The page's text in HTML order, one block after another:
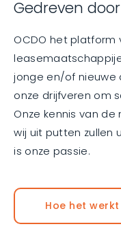
Gedreven
OCDO het platform
jonge en/of nieuwe
onze drijfveren om
Onze kennis van
wij uit putten zullen
is onze passie.
Hoe het werkt